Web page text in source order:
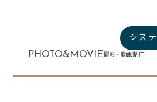
シス
PHOTO&MOVIE撮影・動画制作